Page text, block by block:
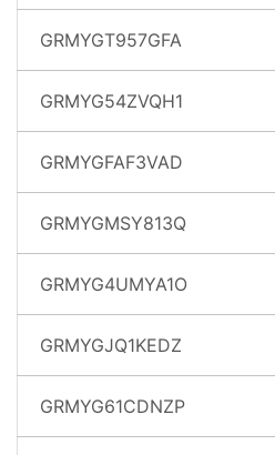
GRMYGT957GFA
GRMYG54ZVQH1
GRMYGFAF3VAD
GRMYGMSY813Q
GRMYG4UMYA1O
GRMYGJQ1KEDZ
GRMYG61CDNZP